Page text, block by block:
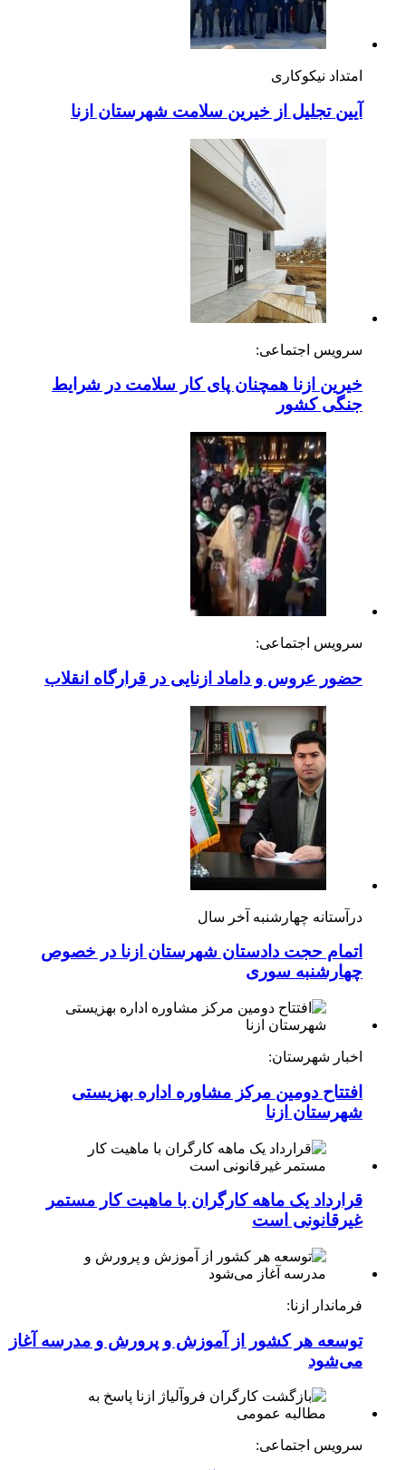
امتداد نیکوکاری
آیین تجلیل از خیرین سلامت شهرستان ازنا
سرویس اجتماعی:
خیرین ازنا همچنان پای کار سلامت در شرایط
جنگی کشور
سرویس اجتماعی:
حضور عروس و داماد ازنایی در قرارگاه انقلاب
درآستانه چهارشنبه آخر سال
اتمام حجت دادستان شهرستان ازنا در خصوص
چهارشنبه ‌سوری
اخبار شهرستان:
افتتاح دومین مرکز مشاوره اداره بهزیستی
شهرستان ازنا
قرارداد یک ماهه کارگران با ماهیت کار مستمر
غیرقانونی است
فرماندار ازنا:
توسعه هر کشور از آموزش و پرورش و مدرسه آغاز
می‌شود
سرویس اجتماعی: